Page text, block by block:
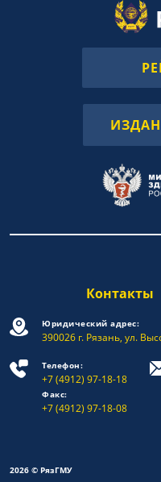
Контакты
Юридический адрес:
390026 г. Рязань, ул.
Телефон:
+7 (4912) 97-18-18
Факс:
+7 (4912) 97-18-08
2026 © РязГМУ